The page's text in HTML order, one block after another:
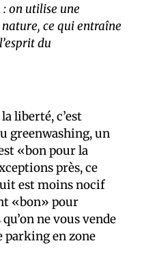
on utilise une
ce qui entraîne
du
liberté, c’est
greenwashing, un
«bon pour la
près, ce
est moins nocif
«bon» pour
ne vous vende
en zone